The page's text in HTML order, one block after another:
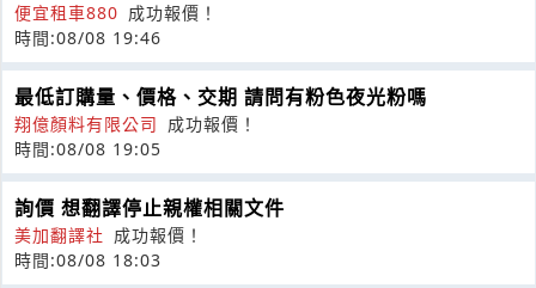
便宜租車880 成功報價！
時間:08/08 19:46
最低訂購量、價格、交期 請問有粉色夜光粉嗎
翔億顏料有限公司 成功報價！
時間:08/08 19:05
詢價 想翻譯停止親權相關文件
美加翻譯社 成功報價！
時間:08/08 18:03